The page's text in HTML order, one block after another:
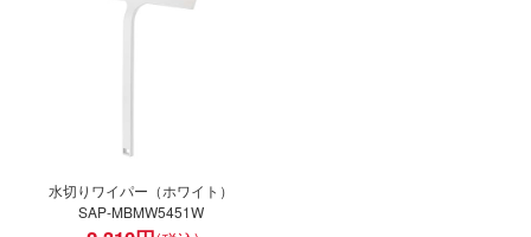
水切りワイパー（ホワイト）
SAP-MBMW5451W